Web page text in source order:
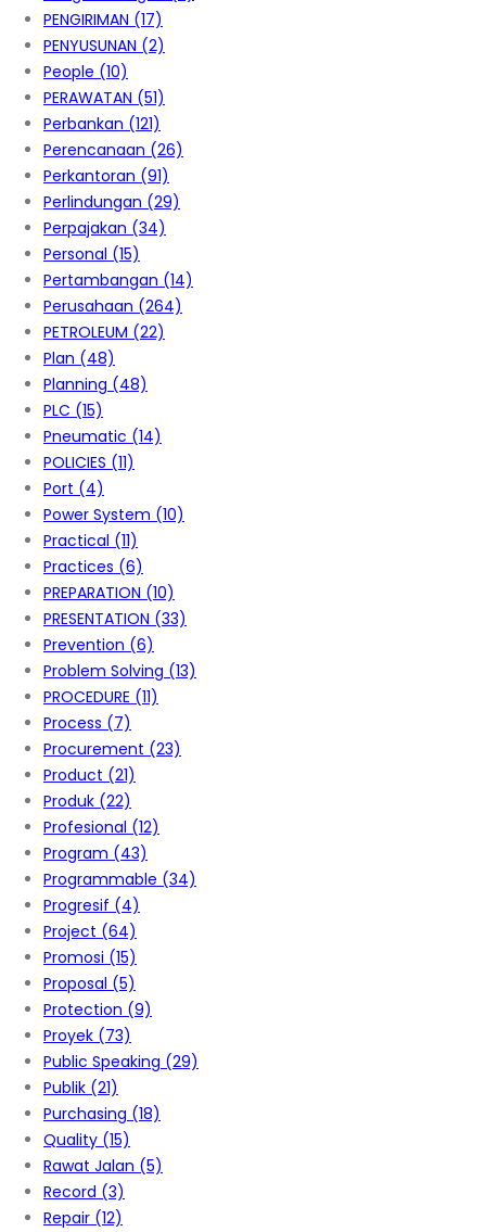
PENGIRIMAN (17)
PENYUSUNAN (2)
People (10)
PERAWATAN (51)
Perbankan (121)
Perencanaan (26)
Perkantoran (91)
Perlindungan (29)
Perpajakan (34)
Personal (15)
Pertambangan (14)
Perusahaan (264)
PETROLEUM (22)
Plan (48)
Planning (48)
PLC (15)
Pneumatic (14)
POLICIES (11)
Port (4)
Power System (10)
Practical (11)
Practices (6)
PREPARATION (10)
PRESENTATION (33)
Prevention (6)
Problem Solving (13)
PROCEDURE (11)
Process (7)
Procurement (23)
Product (21)
Produk (22)
Profesional (12)
Program (43)
Programmable (34)
Progresif (4)
Project (64)
Promosi (15)
Proposal (5)
Protection (9)
Proyek (73)
Public Speaking (29)
Publik (21)
Purchasing (18)
Quality (15)
Rawat Jalan (5)
Record (3)
Repair (12)